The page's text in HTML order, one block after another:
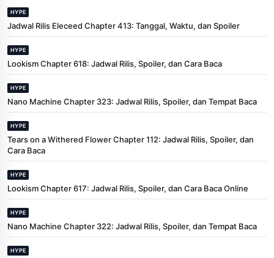
HYPE
Jadwal Rilis Eleceed Chapter 413: Tanggal, Waktu, dan Spoiler
HYPE
Lookism Chapter 618: Jadwal Rilis, Spoiler, dan Cara Baca
HYPE
Nano Machine Chapter 323: Jadwal Rilis, Spoiler, dan Tempat Baca
HYPE
Tears on a Withered Flower Chapter 112: Jadwal Rilis, Spoiler, dan
Cara Baca
HYPE
Lookism Chapter 617: Jadwal Rilis, Spoiler, dan Cara Baca Online
HYPE
Nano Machine Chapter 322: Jadwal Rilis, Spoiler, dan Tempat Baca
HYPE